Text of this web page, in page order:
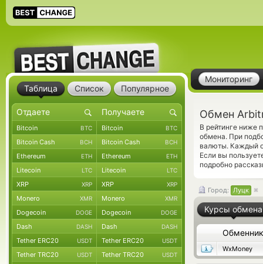
Мониторинг
Обмен
В рейтинге ниже
обмена. При
валюты. Каждый
Если вы
подробно
Город: Луцк
Курсы обмена
Обменник
WxMoney
Таблица Список Популярное
Bitcoin BTC Bitcoin BTC
Bitcoin Cash BCH Bitcoin Cash BCH
Ethereum ETH Ethereum ETH
Litecoin LTC Litecoin LTC
XRP XRP XRP XRP
Monero XMR Monero XMR
Dogecoin DOGE Dogecoin DOGE
Dash DASH Dash DASH
Tether ERC20 USDT Tether ERC20 USDT
Tether TRC20 USDT Tether TRC20 USDT